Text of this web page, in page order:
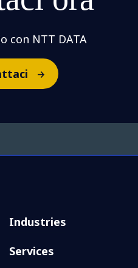
con NTT DATA
Industries
Services